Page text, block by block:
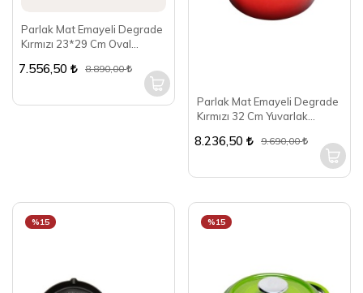
Parlak Mat Emayeli Degrade
Kırmızı 23*29 Cm Oval
7.556,50 8.890,00
Parlak Mat Emayeli Degrade
Kırmızı 32 Cm Yuvarlak
8.236,50 9.690,00
%15 %15